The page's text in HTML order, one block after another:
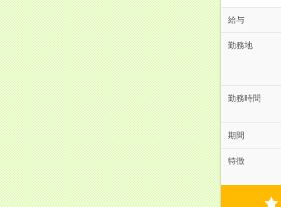
給与
勤務地
勤務時間
期間
特徴